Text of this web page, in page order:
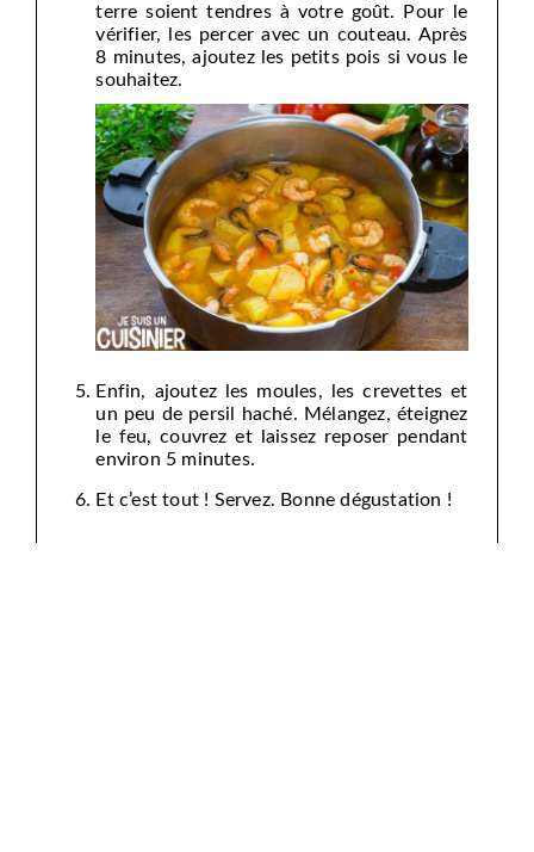
terre soient tendres à votre goût. Pour le
vérifier, les percer avec un couteau. Après
8 minutes, ajoutez les petits pois si vous le
souhaitez.
Enfin, ajoutez les moules, les crevettes et
un peu de persil haché. Mélangez, éteignez
le feu, couvrez et laissez reposer pendant
environ 5 minutes.
Et c’est tout ! Servez. Bonne dégustation !